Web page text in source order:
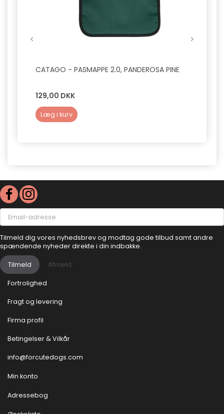
CATAGO - PASMAPPE 2.0, PANDEROSA PINE
129,00 DKK
Læg i kurv
Email-
adresse
Tilmeld dig vores nyhedsbrev og modtag gode tilbud samt andre
spændende nyheder direkte i din indbakke.
Tilmeld Afmeld
Fortrolighed
Fragt og levering
Firma profil
Betingelser & Vilkår
info@forcutedogs.com
Min konto
Adressebog